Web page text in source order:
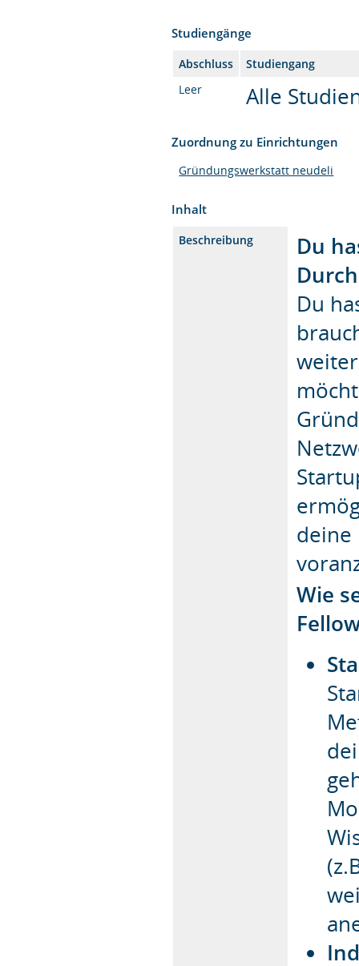
Studiengänge
Abschluss
Studiengang
Leer
Alle
Zuordnung zu Einrichtungen
Gründungswerkstatt neudeli
Inhalt
Beschreibung
Du
Du
deine
Wie